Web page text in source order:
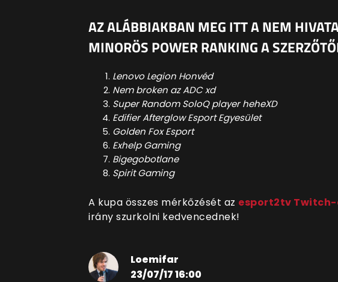
AZ ALÁBBIAKBAN MEG ITT A NEM
MINORÖS POWER RANKING A
Lenovo Legion Honvéd
Nem broken az ADC xd
Super Random SoloQ player heheXD
Edifier Afterglow Esport Egyesület
Golden Fox Esport
Exhelp Gaming
Bigegobotlane
Spirit Gaming
A kupa összes mérkőzését az esport2tv
irány szurkolni kedvencednek!
Loemifar
23/07/17 16:00